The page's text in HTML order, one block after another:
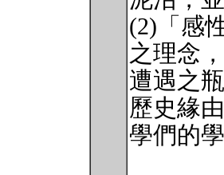
(2)「感
之理念
遭遇之
歷史緣
學們的